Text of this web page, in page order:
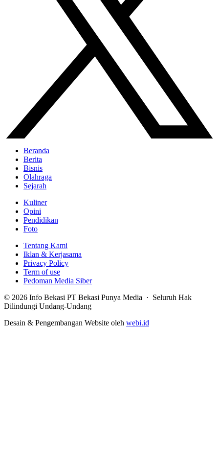
Beranda
Berita
Bisnis
Olahraga
Sejarah
Kuliner
Opini
Pendidikan
Foto
Tentang Kami
Iklan & Kerjasama
Privacy Policy
Term of use
Pedoman Media Siber
© 2026 Info Bekasi PT Bekasi Punya Media · Seluruh Hak
Dilindungi Undang-Undang
Desain & Pengembangan Website oleh webi.id